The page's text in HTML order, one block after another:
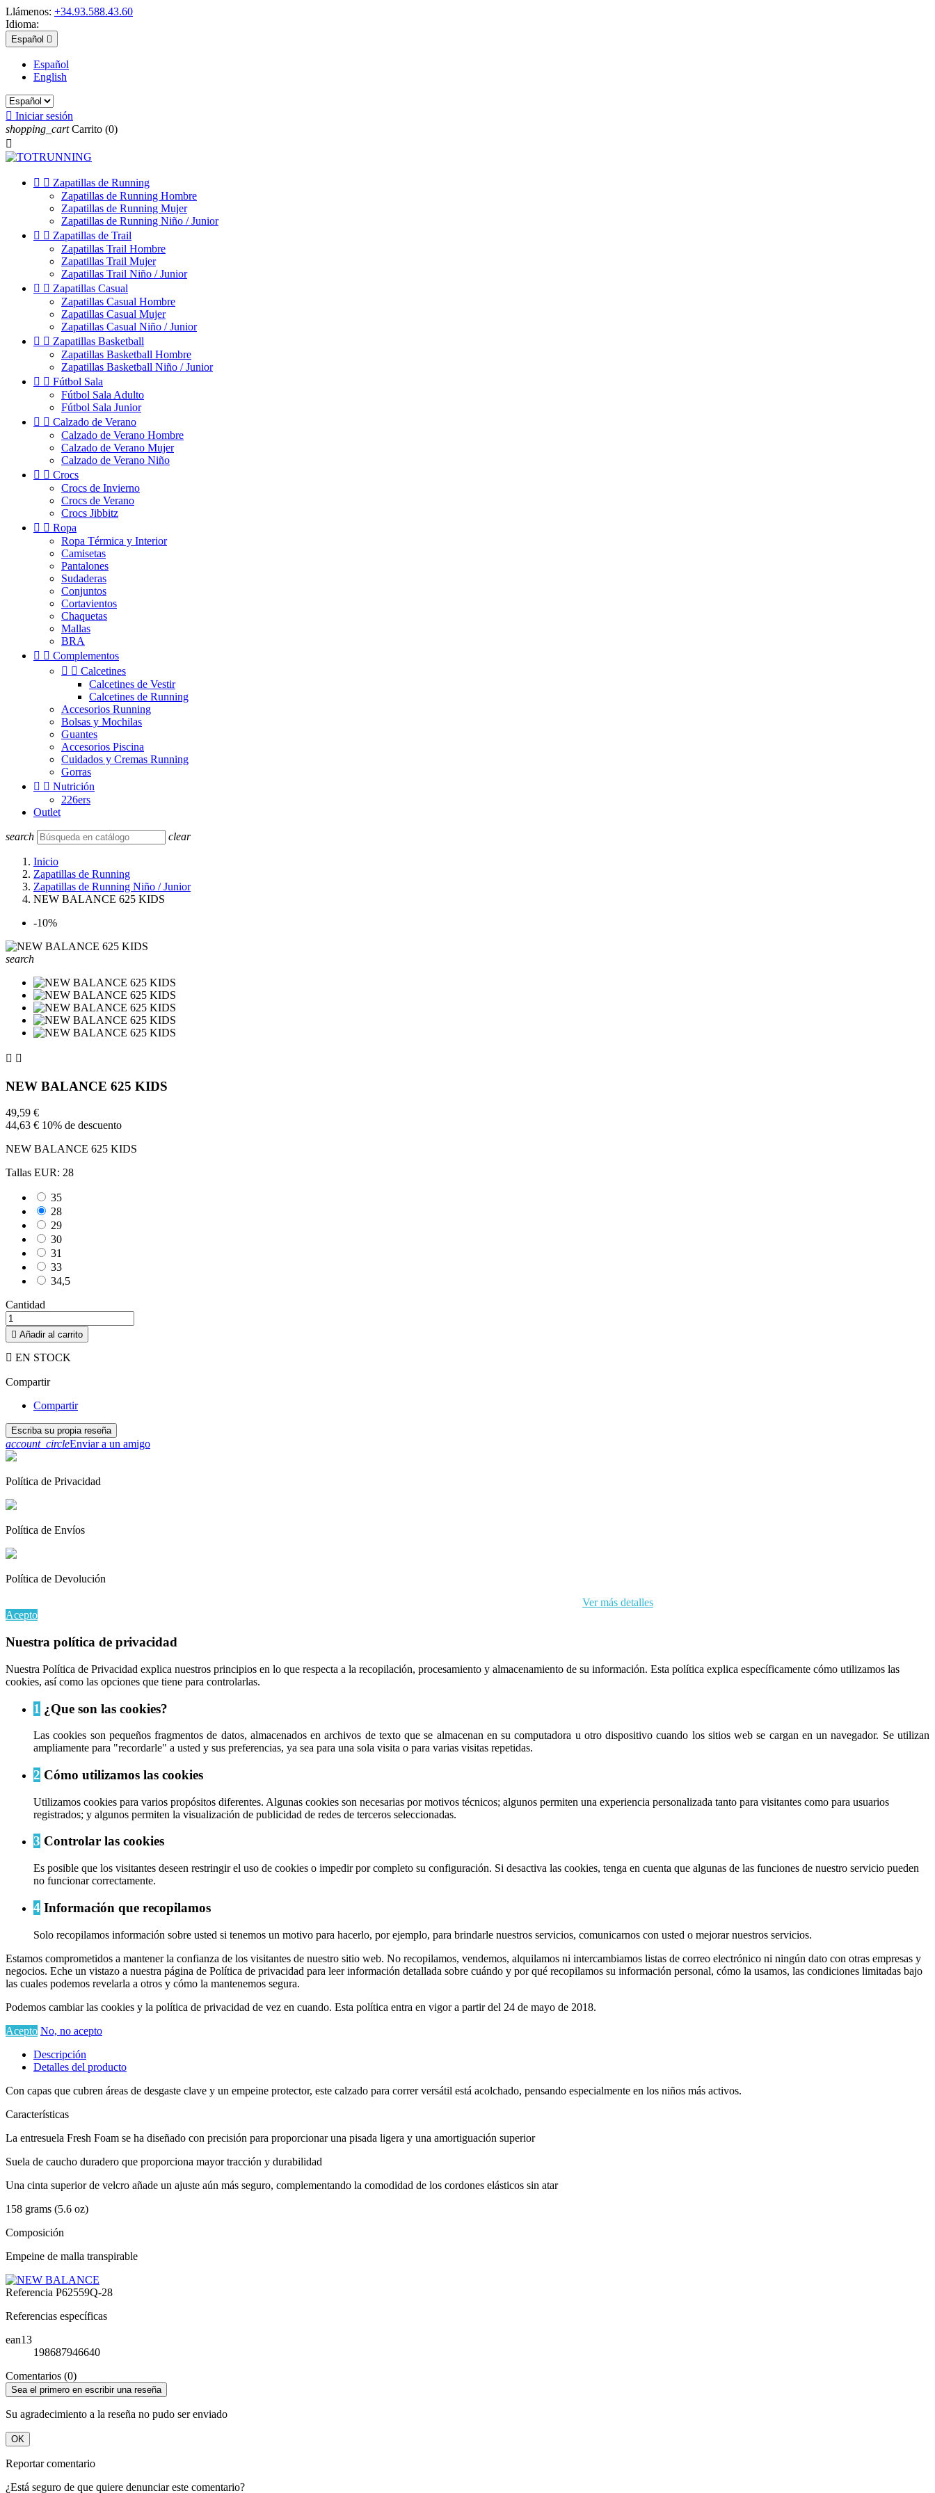
Llámenos: +34.93.588.43.60
Idioma:
Español 
Español
English
 Iniciar sesión
shopping_cart Carrito (0)

  Zapatillas de Running
Zapatillas de Running Hombre
Zapatillas de Running Mujer
Zapatillas de Running Niño / Junior
  Zapatillas de Trail
Zapatillas Trail Hombre
Zapatillas Trail Mujer
Zapatillas Trail Niño / Junior
  Zapatillas Casual
Zapatillas Casual Hombre
Zapatillas Casual Mujer
Zapatillas Casual Niño / Junior
  Zapatillas Basketball
Zapatillas Basketball Hombre
Zapatillas Basketball Niño / Junior
  Fútbol Sala
Fútbol Sala Adulto
Fútbol Sala Junior
  Calzado de Verano
Calzado de Verano Hombre
Calzado de Verano Mujer
Calzado de Verano Niño
  Crocs
Crocs de Invierno
Crocs de Verano
Crocs Jibbitz
  Ropa
Ropa Térmica y Interior
Camisetas
Pantalones
Sudaderas
Conjuntos
Cortavientos
Chaquetas
Mallas
BRA
  Complementos
  Calcetines
Calcetines de Vestir
Calcetines de Running
Accesorios Running
Bolsas y Mochilas
Guantes
Accesorios Piscina
Cuidados y Cremas Running
Gorras
  Nutrición
226ers
Outlet
search clear
Inicio
Zapatillas de Running
Zapatillas de Running Niño / Junior
NEW BALANCE 625 KIDS
-10%
search
 
NEW BALANCE 625 KIDS
49,59 €
44,63 € 10% de descuento
NEW BALANCE 625 KIDS
Tallas EUR: 28
35
28
29
30
31
33
34,5
Cantidad
 Añadir al carrito
 EN STOCK
Compartir
Compartir
Escriba su propia reseña
account_circleEnviar a un amigo
Política de Privacidad
Política de Envíos
Política de Devolución
Ver más detalles
Acepto
Nuestra política de privacidad
Nuestra Política de Privacidad explica nuestros principios en lo que respecta a la recopilación, procesamiento y almacenamiento de su información. Esta política explica específicamente cómo utilizamos las
cookies, así como las opciones que tiene para controlarlas.
1 ¿Que son las cookies?
Las cookies son pequeños fragmentos de datos, almacenados en archivos de texto que se almacenan en su computadora u otro dispositivo cuando los sitios web se cargan en un navegador. Se utilizan
ampliamente para "recordarle" a usted y sus preferencias, ya sea para una sola visita o para varias visitas repetidas.
2 Cómo utilizamos las cookies
Utilizamos cookies para varios propósitos diferentes. Algunas cookies son necesarias por motivos técnicos; algunos permiten una experiencia personalizada tanto para visitantes como para usuarios
registrados; y algunos permiten la visualización de publicidad de redes de terceros seleccionadas.
3 Controlar las cookies
Es posible que los visitantes deseen restringir el uso de cookies o impedir por completo su configuración. Si desactiva las cookies, tenga en cuenta que algunas de las funciones de nuestro servicio pueden
no funcionar correctamente.
4 Información que recopilamos
Solo recopilamos información sobre usted si tenemos un motivo para hacerlo, por ejemplo, para brindarle nuestros servicios, comunicarnos con usted o mejorar nuestros servicios.
Estamos comprometidos a mantener la confianza de los visitantes de nuestro sitio web. No recopilamos, vendemos, alquilamos ni intercambiamos listas de correo electrónico ni ningún dato con otras empresas y
negocios. Eche un vistazo a nuestra página de Política de privacidad para leer información detallada sobre cuándo y por qué recopilamos su información personal, cómo la usamos, las condiciones limitadas bajo
las cuales podemos revelarla a otros y cómo la mantenemos segura.
Podemos cambiar las cookies y la política de privacidad de vez en cuando. Esta política entra en vigor a partir del 24 de mayo de 2018.
Acepto No, no acepto
Descripción
Detalles del producto
Con capas que cubren áreas de desgaste clave y un empeine protector, este calzado para correr versátil está acolchado, pensando especialmente en los niños más activos.
Características
La entresuela Fresh Foam se ha diseñado con precisión para proporcionar una pisada ligera y una amortiguación superior
Suela de caucho duradero que proporciona mayor tracción y durabilidad
Una cinta superior de velcro añade un ajuste aún más seguro, complementando la comodidad de los cordones elásticos sin atar
158 grams (5.6 oz)
Composición
Empeine de malla transpirable
Referencia P62559Q-28
Referencias específicas
ean13
198687946640
Comentarios (0)
Sea el primero en escribir una reseña
Su agradecimiento a la reseña no pudo ser enviado
OK
Reportar comentario
¿Está seguro de que quiere denunciar este comentario?